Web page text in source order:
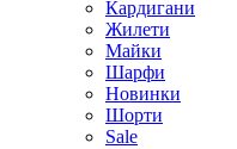
Кардигани
Жилети
Майки
Шарфи
Новинки
Шорти
Sale